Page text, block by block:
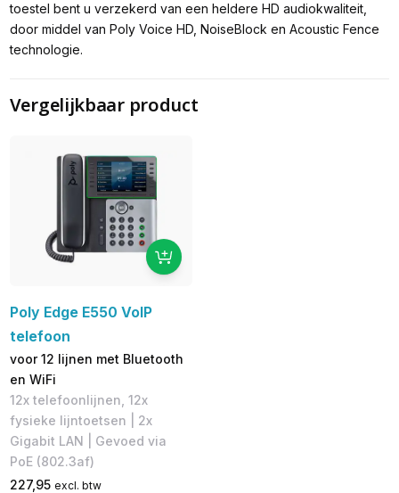
toestel bent u verzekerd van een heldere HD audiokwaliteit,
door middel van Poly Voice HD, NoiseBlock en Acoustic Fence
technologie.
Vergelijkbaar product
Poly Edge E550 VoIP
telefoon
voor 12 lijnen met Bluetooth
en WiFi
12x telefoonlijnen, 12x
fysieke lijntoetsen | 2x
Gigabit LAN | Gevoed via
PoE (802.3af)
227,95 excl. btw